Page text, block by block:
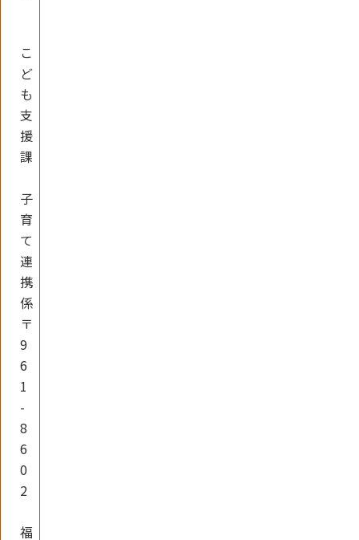
こ
ど
も
支
援
課
子
育
て
連
携
係
〒
9
6
1
-
8
6
0
2
福